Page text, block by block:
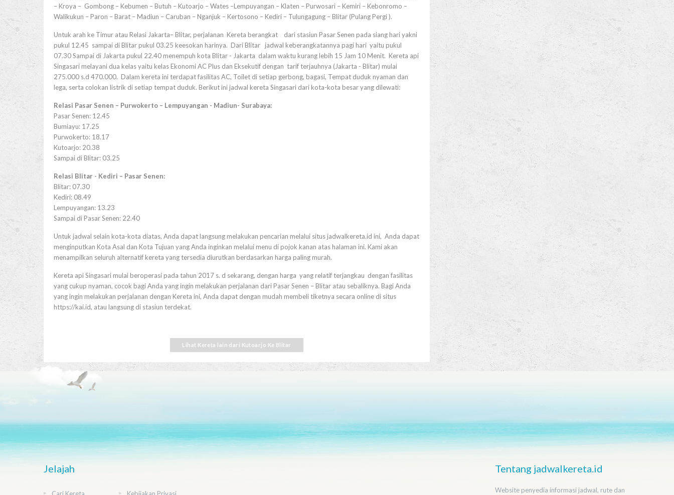
– Kroya – Gombong – Kebumen – Butuh – Kutoarjo – Wates –Lempuyangan – Klaten – Purwosari – Kemiri – Kebonromo –
Walikukun – Paron – Barat – Madiun – Caruban – Nganjuk – Kertosono – Kediri – Tulungagung – Blitar (Pulang Pergi ).
Untuk arah ke Timur atau Relasi Jakarta– Blitar, perjalanan Kereta berangkat dari stasiun Pasar Senen pada siang hari yakni
pukul 12.45 sampai di Blitar pukul 03.25 keesokan harinya. Dari Blitar jadwal keberangkatannya pagi hari yaitu pukul
07.30 Sampai di Jakarta pukul 22.40 menempuh kota Blitar - Jakarta dalam waktu kurang lebih 15 Jam 10 Menit. Kereta api
Singasari melayani dua kelas yaitu kelas Ekonomi AC Plus dan Eksekutif dengan tarif terjauhnya (Jakarta - Blitar) mulai
275.000 s.d 470.000. Dalam kereta ini terdapat fasilitas AC, Toilet di setiap gerbong, bagasi, Tempat duduk nyaman dan
lega, serta colokan listrik di setiap tempat duduk. Berikut ini jadwal kereta Singasari dari kota-kota besar yang dilewati:
Relasi Pasar Senen – Purwokerto – Lempuyangan - Madiun- Surabaya:
Pasar Senen: 12.45
Bumiayu: 17.25
Purwokerto: 18.17
Kutoarjo: 20.38
Sampai di Blitar: 03.25
Relasi Blitar - Kediri – Pasar Senen:
Blitar: 07.30
Kediri: 08.49
Lempuyangan: 13.23
Sampai di Pasar Senen: 22.40
Untuk jadwal selain kota-kota diatas, Anda dapat langsung melakukan pencarian melalui situs jadwalkereta.id ini, Anda dapat
menginputkan Kota Asal dan Kota Tujuan yang Anda inginkan melalui menu di pojok kanan atas halaman ini. Kami akan
menampilkan seluruh alternatif kereta yang tersedia diurutkan berdasarkan harga paling murah.
Kereta api Singasari mulai beroperasi pada tahun 2017 s. d sekarang, dengan harga yang relatif terjangkau dengan fasilitas
yang cukup nyaman, cocok bagi Anda yang ingin melakukan perjalanan dari Pasar Senen – Blitar atau sebaliknya. Bagi Anda
yang ingin melakukan perjalanan dengan Kereta ini, Anda dapat dengan mudah membeli tiketnya secara online di situs
https://kai.id, atau langsung di stasiun terdekat.
Lihat Kereta lain dari Kutoarjo Ke Blitar
Jelajah
Cari Kereta Kebijakan Privasi
Tentang jadwalkereta.id
Website penyedia informasi jadwal, rute dan